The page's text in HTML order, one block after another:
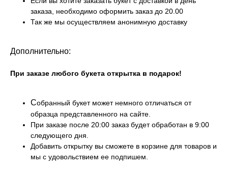
заказа, необходимо оформить заказ до 20.00
Так же мы осуществляем анонимную доставку
Дополнительно:
При заказе любого букета открытка в подарок!
Собранный букет может немного отличаться от
образца представленного на сайте.
При заказе после 20:00 заказ будет обработан в 9:00
следующего дня.
Добавить открытку вы сможете в корзине для товаров и
мы с удовольствием ее подпишем.